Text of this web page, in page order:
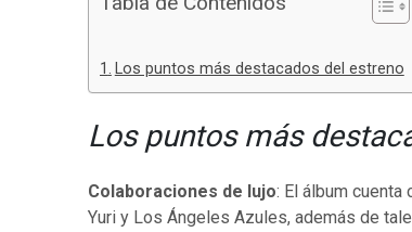
Los puntos más destacados del estreno
Los puntos más
Colaboraciones de lujo: El álbum
Yuri y Los Ángeles Azules, además de